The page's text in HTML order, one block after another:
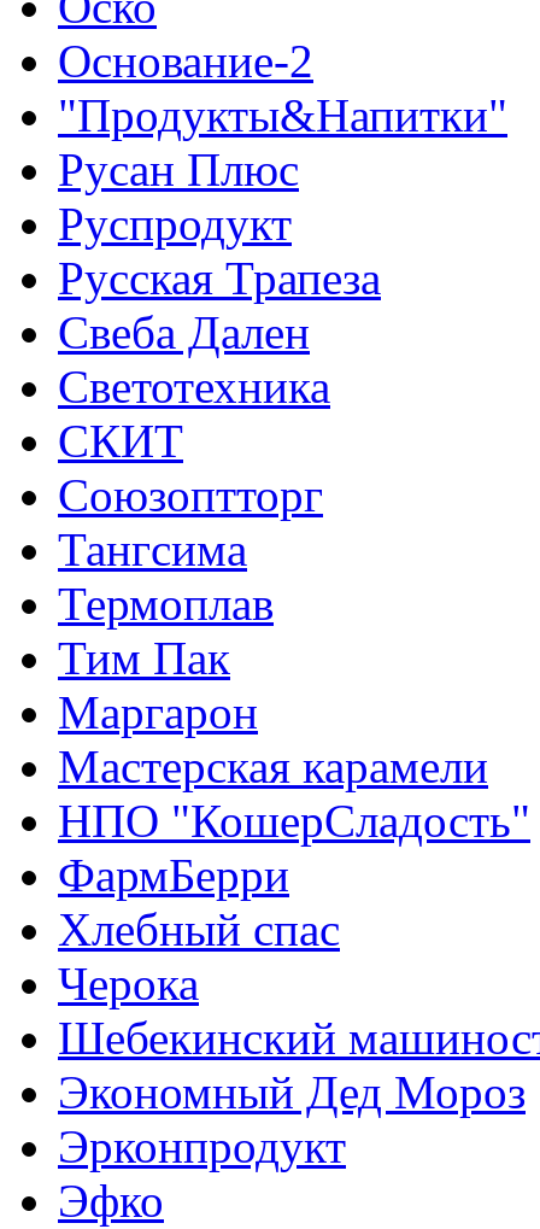
Основание-2
"Продукты&Напитки"
Русан Плюс
Руспродукт
Русская Трапеза
Свеба Дален
Светотехника
СКИТ
Союзоптторг
Тангсима
Термоплав
Тим Пак
Маргарон
Мастерская карамели
НПО "КошерСладость"
ФармБерри
Хлебный спас
Черока
Шебекинский
Экономный Дед Мороз
Эрконпродукт
Эфко